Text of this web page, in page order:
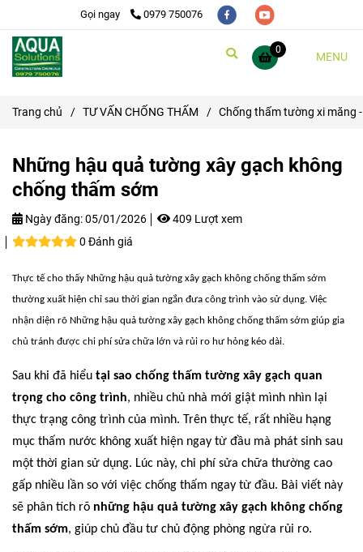
Gọi ngay 0979 750076
0
MENU
Trang chủ / TƯ VẤN CHỐNG THẤM / Chống thấm tường xi măng
Những hậu quả tường xây gạch không
chống thấm sớm
Ngày đăng:05/01/2026
409 Lượt xem
0 Đánh giá
Thực tế cho thấy Những hậu quả tường xây gạch không chống thấm sớm
thường xuất hiện chỉ sau thời gian ngắn đưa công trình vào sử dụng. Việc
nhận diện rõ Những hậu quả tường xây gạch không chống thấm sớm giúp gia
chủ tránh được chi phí sửa chữa lớn và rủi ro hư hỏng kéo dài.
Sau khi đã hiểu tại sao chống thấm tường xây gạch quan
trọng cho công trình, nhiều chủ nhà mới giật mình nhìn lại
thực trạng công trình của mình. Trên thực tế, rất nhiều hạng
mục thấm nước không xuất hiện ngay từ đầu mà phát sinh sau
một thời gian sử dụng. Lúc này, chi phí sửa chữa thường cao
gấp nhiều lần so với việc chống thấm ngay từ đầu. Bài viết này
sẽ phân tích rõ những hậu quả tường xây gạch không chống
thấm sớm, giúp chủ đầu tư chủ động phòng ngừa rủi ro.